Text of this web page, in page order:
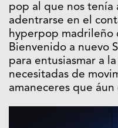
pop al que nos tenía
adentrarse en el
hyperpop madrileño
Bienvenido a nuevo
para entusiasmar a
necesitadas de
amaneceres que